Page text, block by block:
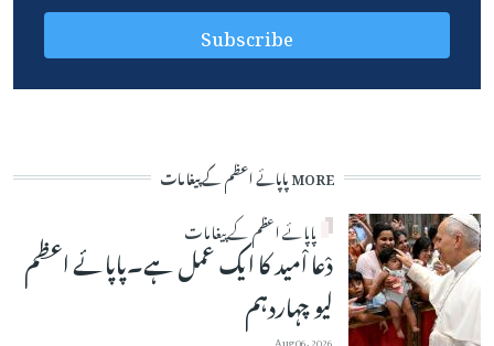
MORE پاپائے اعظم کے پیغامات
پاپائے اعظم کے پیغامات
دْعا اْمید کا ایک عمل ہے۔پاپائے اعظم
لیو چہاردہم
Aug 06, 2026